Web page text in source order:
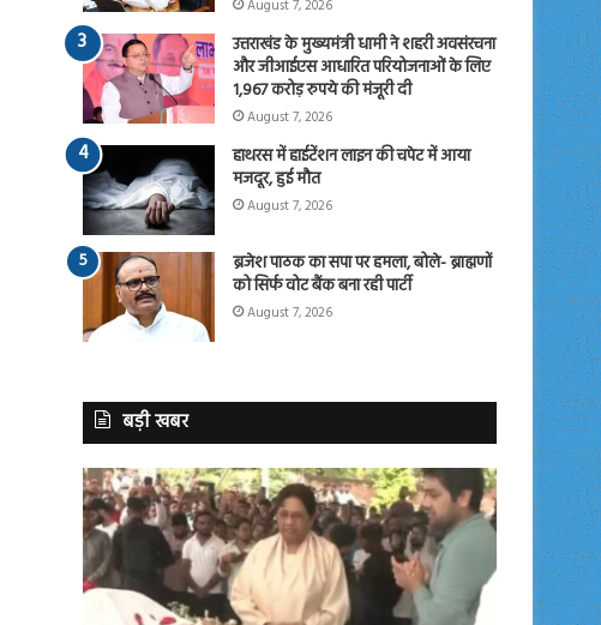
August 7, 2026
उत्तराखंड के मुख्यमंत्री धामी ने शहरी अवसंरचना
और जीआईएस आधारित परियोजनाओं के लिए
1,967 करोड़ रुपये की मंजूरी दी
August 7, 2026
हाथरस में हाईटेंशन लाइन की चपेट में आया
मजदूर, हुई मौत
August 7, 2026
ब्रजेश पाठक का सपा पर हमला, बोले- ब्राह्मणों
को सिर्फ वोट बैंक बना रही पार्टी
August 7, 2026
बड़ी खबर